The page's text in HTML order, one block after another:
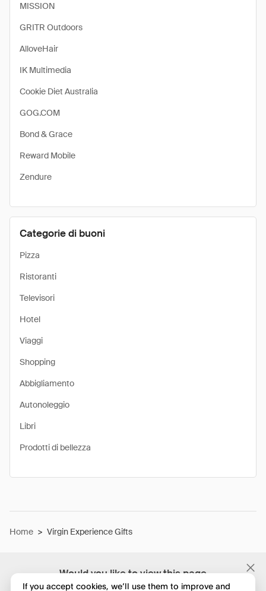
Would you like to view this page
in English?
MISSION
GRITR Outdoors
AlloveHair
IK Multimedia
Cookie Diet Australia
GOG.COM
Bond & Grace
Reward Mobile
Zendure
Categorie di buoni
Pizza
Ristoranti
Televisori
Hotel
Viaggi
Shopping
Abbigliamento
Autonoleggio
Libri
Prodotti di bellezza
Home > Virgin Experience Gifts
If you accept cookies, we’ll use them to improve and